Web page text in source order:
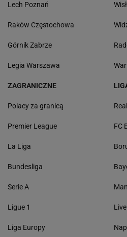
Lech Poznań
Raków Częstochowa
Górnik Zabrze
Legia Warszawa
ZAGRANICZNE
Polacy za granicą
Premier League
La Liga
Bundesliga
Serie A
Ligue 1
Liga Europy
FC